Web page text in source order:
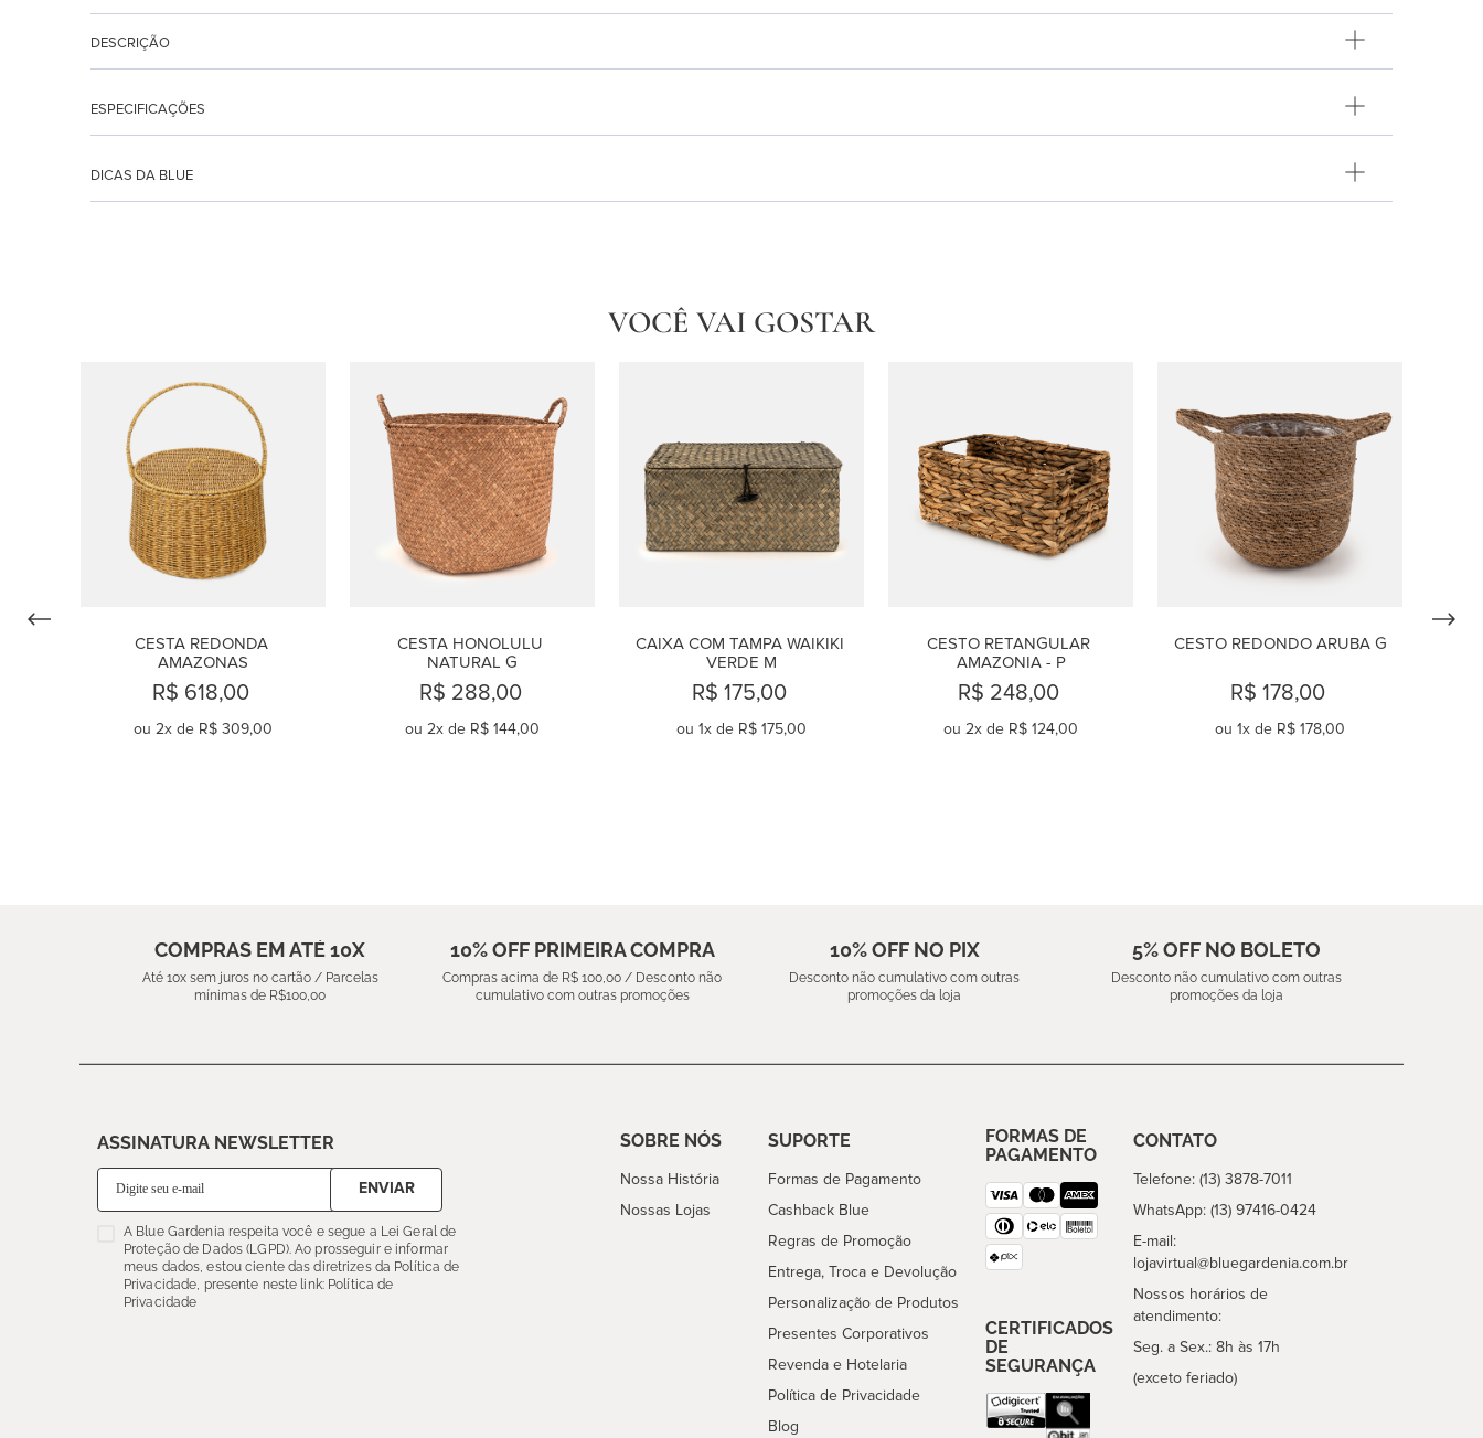
DESCRIÇÃO
ESPECIFICAÇÕES
DICAS DA BLUE
VOCÊ VAI GOSTAR
CESTA REDONDA
AMAZONAS
R$ 618,00
ou 2x de R$ 309,00
CESTA HONOLULU
NATURAL G
R$ 288,00
ou 2x de R$ 144,00
CAIXA COM TAMPA WAIKIKI
VERDE M
R$ 175,00
ou 1x de R$ 175,00
CESTO RETANGULAR
AMAZONIA - P
R$ 248,00
ou 2x de R$ 124,00
CESTO REDONDO ARUBA G
R$ 178,00
ou 1x de R$ 178,00
COMPRAS EM ATÉ 10X
Até 10x sem juros no cartão / Parcelas
mínimas de R$100,00
10% OFF PRIMEIRA COMPRA
Compras acima de R$ 100,00 / Desconto não
cumulativo com outras promoções
10% OFF NO PIX
Desconto não cumulativo com outras
promoções da loja
5% OFF NO BOLETO
Desconto não cumulativo com outras
promoções da loja
ASSINATURA NEWSLETTER
ENVIAR
A Blue Gardenia respeita você e segue a Lei Geral de
Proteção de Dados (LGPD). Ao prosseguir e informar
meus dados, estou ciente das diretrizes da Política de
Privacidade, presente neste link: Política de
Privacidade
SOBRE NÓS
Nossa História
Nossas Lojas
SUPORTE
Formas de Pagamento
Cashback Blue
Regras de Promoção
Entrega, Troca e Devolução
Personalização de Produtos
Presentes Corporativos
Revenda e Hotelaria
Política de Privacidade
Blog
FORMAS DE
PAGAMENTO
CERTIFICADOS
DE
SEGURANÇA
CONTATO
Telefone: (13) 3878-7011
WhatsApp: (13) 97416-0424
E-mail:
lojavirtual@bluegardenia.com.br
Nossos horários de
atendimento:
Seg. a Sex.: 8h às 17h
(exceto feriado)